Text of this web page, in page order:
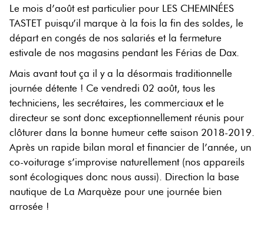
Le mois d’août est particulier pour LES CHEMINÉES
TASTET puisqu’il marque à la fois la fin des soldes, le
départ en congés de nos salariés et la fermeture
estivale de nos magasins pendant les Férias de Dax.
Mais avant tout ça il y a la désormais traditionnelle
journée détente ! Ce vendredi 02 août, tous les
techniciens, les secrétaires, les commerciaux et le
directeur se sont donc exceptionnellement réunis pour
clôturer dans la bonne humeur cette saison 2018-2019.
Après un rapide bilan moral et financier de l’année, un
co-voiturage s’improvise naturellement (nos appareils
sont écologiques donc nous aussi). Direction la base
nautique de La Marquèze pour une journée bien
arrosée !